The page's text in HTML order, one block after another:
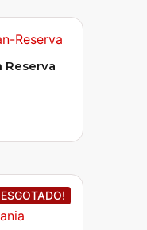
Reserva
ESGOTADO!